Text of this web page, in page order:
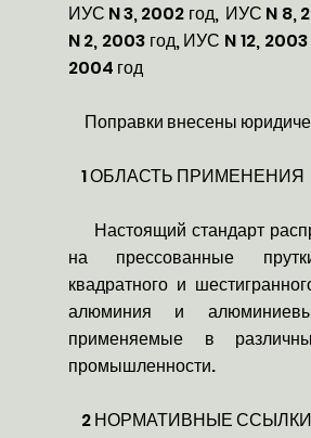
ИУС N 3, 2002 год, ИУС N 8,
N 2, 2003 год, ИУС N 12,
2004 год
Поправки внесены
1 ОБЛАСТЬ ПРИМЕНЕНИЯ
Настоящий стандарт
на прессованные
квадратного и
алюминия и
применяемые в
промышленности.
2 НОРМАТИВНЫЕ ССЫЛКИ